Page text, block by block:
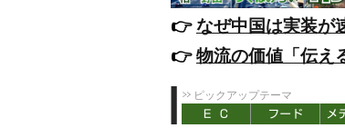
👉️なぜ中国は実装が
👉️物流の価値「伝え
ピックアップテーマ